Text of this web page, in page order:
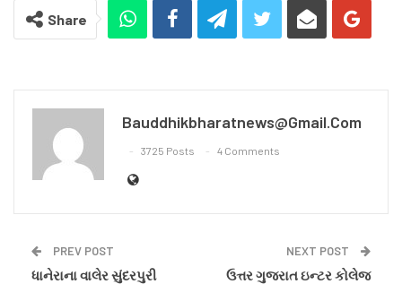
Share
Bauddhikbharatnews@gmail.com
3725 Posts 4 Comments
PREV POST
ધાનેરાના વાલેર સુંદરપુરી
NEXT POST
ઉત્તર ગુજરાત ઇન્ટર કોલેજ